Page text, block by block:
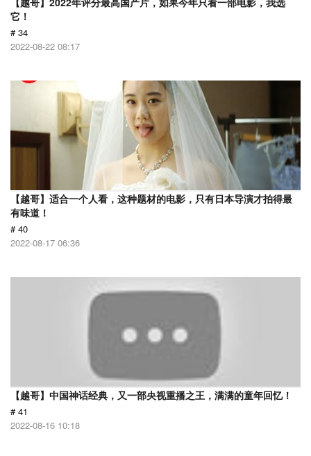
它！
# 34
2022-08-22 08:17
【越哥】适合一个人看，这种题材的电影，只有日本导演才拍得最
有味道！
# 40
2022-08-17 06:36
【越哥】中国神话经典，又一部央视重播之王，满满的童年回忆！
# 41
2022-08-16 10:18